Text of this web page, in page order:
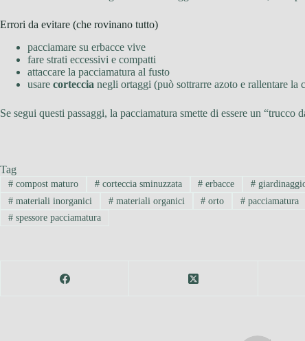
Errori da evitare (che rovinano tutto)
pacciamare su erbacce vive
fare strati eccessivi e compatti
attaccare la pacciamatura al fusto
usare corteccia negli ortaggi (può sottrarre azoto e rallentare la
Se segui questi passaggi, la pacciamatura smette di essere un
Tag
#compost maturo #corteccia sminuzzata # erbacce #
#materiali inorganici #materiali organici # orto # pacciamatura
#spessore pacciamatura